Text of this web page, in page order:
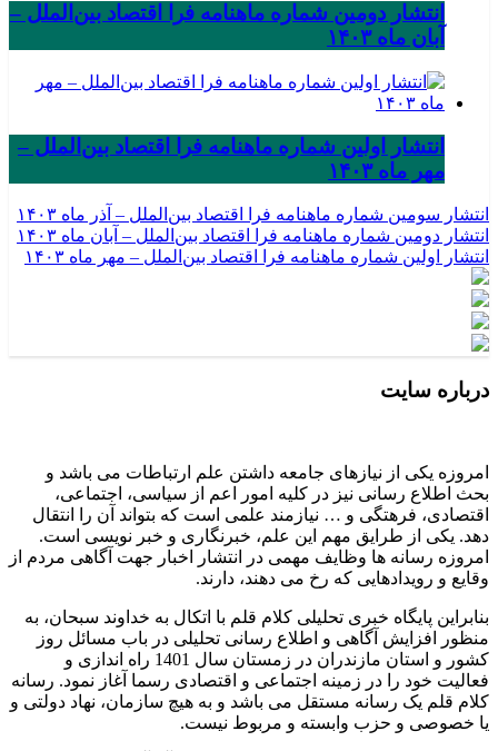
انتشار دومین شماره ماهنامه فرا اقتصاد بین‌الملل –
آبان ماه ۱۴۰۳
انتشار اولین شماره ماهنامه فرا اقتصاد بین‌الملل –
مهر ماه ۱۴۰۳
انتشار سومین شماره ماهنامه فرا اقتصاد بین‌الملل – آذر ماه ۱۴۰۳
انتشار دومین شماره ماهنامه فرا اقتصاد بین‌الملل – آبان ماه ۱۴۰۳
انتشار اولین شماره ماهنامه فرا اقتصاد بین‌الملل – مهر ماه ۱۴۰۳
درباره سایت
امروزه یکی از نیازهای جامعه داشتن علم ارتباطات می باشد و
بحث اطلاع رسانی نیز در کلیه امور اعم از سیاسی، اجتماعی،
اقتصادی، فرهتگی و … نیازمند علمی است که بتواند آن را انتقال
دهد. یکی از طرایق مهم این علم، خبرنگاری و خبر نویسی است.
امروزه رسانه ها وظایف مهمی در انتشار اخبار جهت آگاهی مردم از
وقایع و رویدادهایی که رخ می دهند، دارند.
بنابراین پایگاه خبری تحلیلی کلام قلم با اتکال به خداوند سبحان، به
منظور افزایش آگاهی و اطلاع رسانی تحلیلی در باب مسائل روز
کشور و استان مازندران در زمستان سال 1401 راه اندازی و
فعالیت خود را در زمینه اجتماعی و اقتصادی رسما آغاز نمود. رسانه
کلام قلم یک رسانه مستقل می باشد و به هیچ سازمان، نهاد دولتی و
یا خصوصی و حزب وابسته و مربوط نیست.